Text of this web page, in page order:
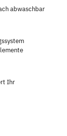
abwaschbar
Ihr